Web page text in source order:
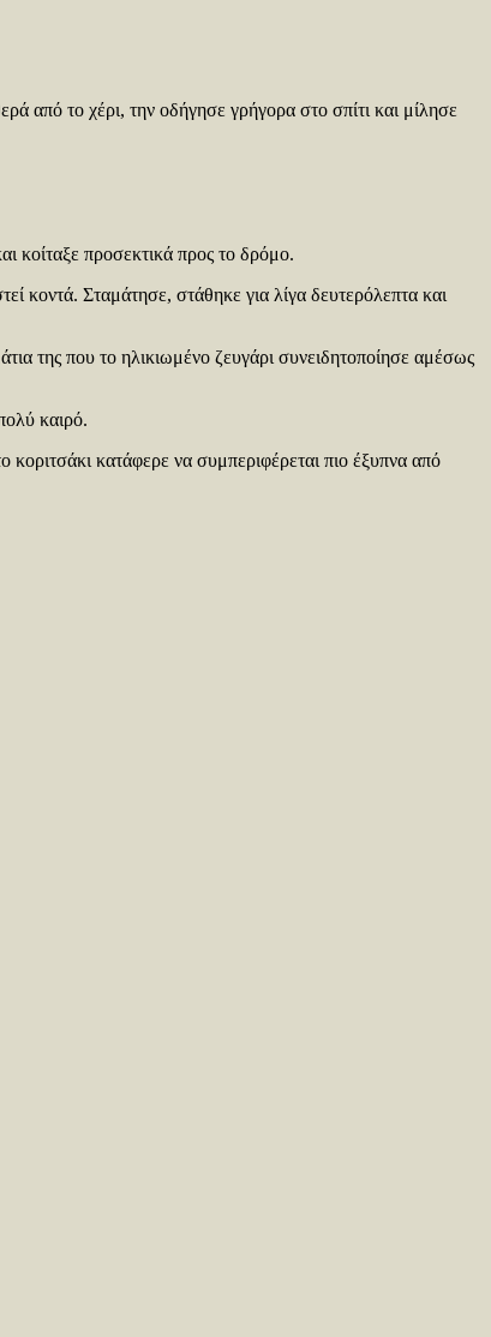
από το χέρι, την οδήγησε γρήγορα στο σπίτι και μίλησε
κοίταξε προσεκτικά προς το δρόμο.
κοντά. Σταμάτησε, στάθηκε για λίγα δευτερόλεπτα και
της που το ηλικιωμένο ζευγάρι συνειδητοποίησε αμέσως
καιρό.
κατάφερε να συμπεριφέρεται πιο έξυπνα από